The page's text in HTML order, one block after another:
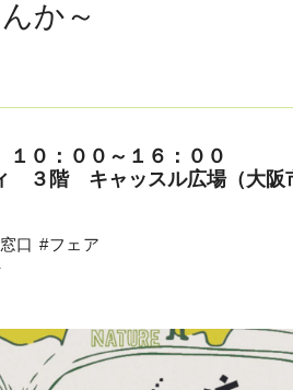
か～
０：００～１６：００
３階 キャッスル広場（大阪
口 #フェア